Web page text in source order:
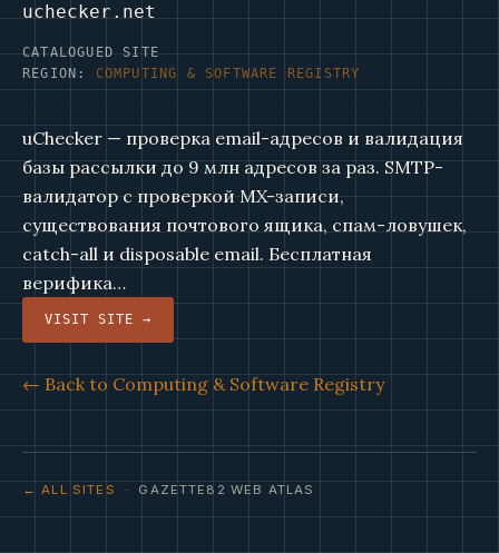
uchecker.net
CATALOGUED SITE
REGION: COMPUTING & SOFTWARE REGISTRY
uChecker — проверка email-адресов и валидация
базы рассылки до 9 млн адресов за раз. SMTP-
валидатор с проверкой MX-записи,
существования почтового ящика, спам-ловушек,
catch-all и disposable email. Бесплатная
верифика…
VISIT SITE →
← Back to Computing & Software Registry
← ALL SITES · GAZETTE82 WEB ATLAS